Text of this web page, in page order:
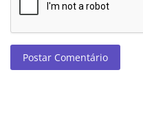
Postar Comentário